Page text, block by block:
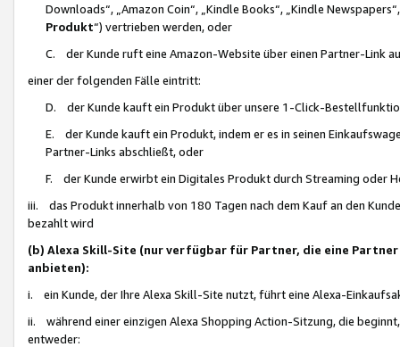
Downloads“, „Amazon Coin“, „Kindle Books“, „Kindle
Produkt“) vertrieben werden, oder
C. der Kunde ruft eine Amazon-Website über einen Partner-Link
einer der folgenden Fälle eintritt:
D. der Kunde kauft ein Produkt über unsere 1-Click-
E. der Kunde kauft ein Produkt, indem er es in seinen
Partner-Links abschließt, oder
F. der Kunde erwirbt ein Digitales Produkt durch Streaming oder
iii. das Produkt innerhalb von 180 Tagen nach dem Kauf an den
bezahlt wird
(b) Alexa Skill-Site (nur verfügbar für Partner, die eine
anbieten):
i. ein Kunde, der Ihre Alexa Skill-Site nutzt, führt eine Alexa-
ii. während einer einzigen Alexa Shopping Action-Sitzung, die
entweder: